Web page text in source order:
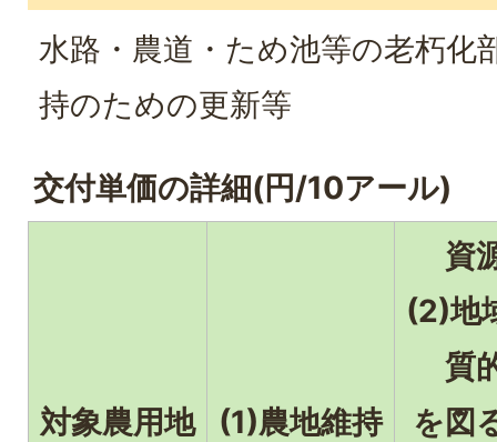
水路・農道・ため池等の老朽化
持のための更新等
交付単価の詳細(円/10アール)
対象農用地 (1)農地維持
資
(2)地
質
を図